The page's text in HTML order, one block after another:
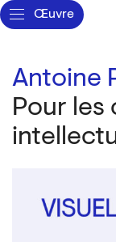
Œuvre
Antoine
Pour les